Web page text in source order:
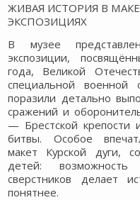
ЖИВАЯ ИСТОРИЯ В
ЭКСПОЗИЦИЯХ
В музее
экспозиции,
года, Великой
специальной военной
поразили детально
сражений и
— Брестской крепости
битвы. Особое
макет Курской дуги,
детей:
сверстников делает
понятнее.